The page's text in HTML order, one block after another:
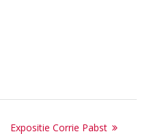
Next
Expositie Corrie Pabst